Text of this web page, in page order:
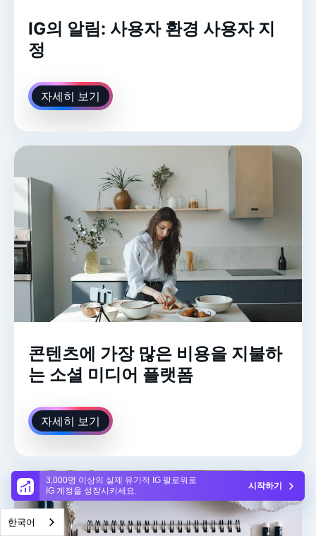
3,000명 이상의 실제 유기적 IG 팔로워로
IG 계정을 성장시키세요.
시작하기
IG의 알림: 사용자 환경 사용자 지
정
자세히 보기
콘텐츠에 가장 많은 비용을 지불하
는 소셜 미디어 플랫폼
자세히 보기
한국어